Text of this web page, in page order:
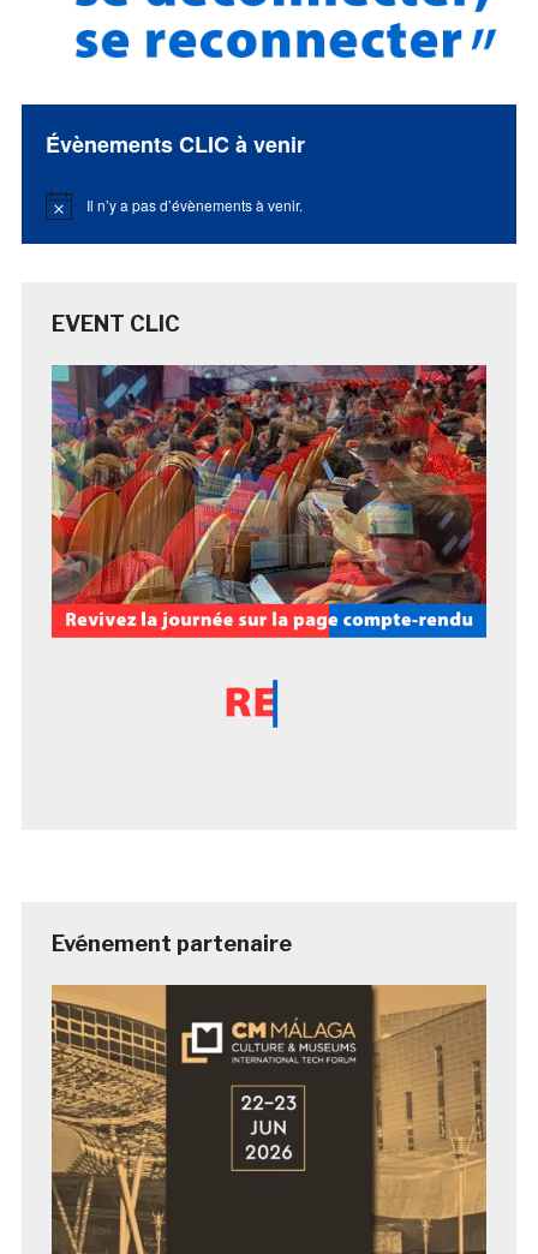
Évènements CLIC à venir
Notice Il n’y a pas d’évènements à venir.
EVENT CLIC
Evénement partenaire